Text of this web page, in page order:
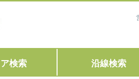
検索 沿線検索